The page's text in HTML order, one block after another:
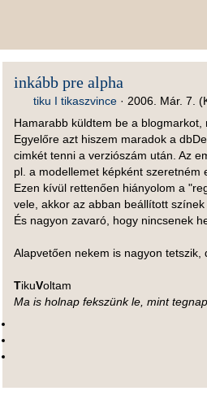
inkább pre alpha
tiku I tikaszvince · 2006. Már. 7.
Hamarabb küldtem be a
Egyelőre azt hiszem maradok a
cimkét tenni a verziószám után. Az
pl. a modellemet képként szeretném
Ezen kívül rettenően hiányolom a
vele, akkor az abban beállított
És nagyon zavaró, hogy nincsenek
Alapvetően nekem is nagyon
TikuVoltam
Ma is holnap fekszünk le, mint tegnap